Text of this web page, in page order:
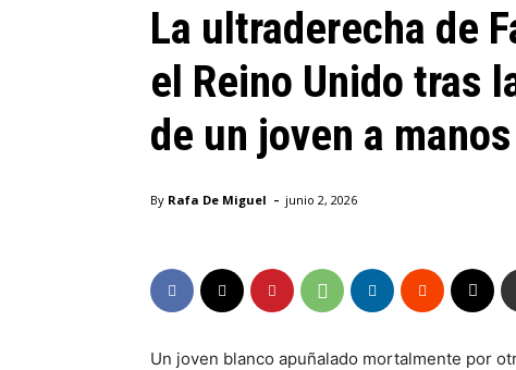
La ultraderecha de
el Reino Unido tras
de un joven a
By Rafa De Miguel - junio 2, 2026
Un joven blanco apuñalado mortalmente por